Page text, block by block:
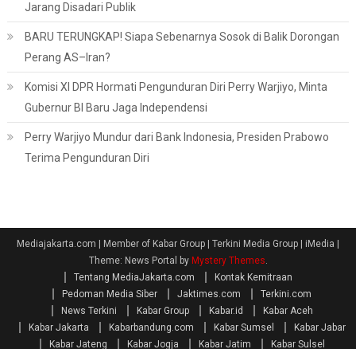
Jarang Disadari Publik
BARU TERUNGKAP! Siapa Sebenarnya Sosok di Balik Dorongan
Perang AS–Iran?
Komisi XI DPR Hormati Pengunduran Diri Perry Warjiyo, Minta
Gubernur BI Baru Jaga Independensi
Perry Warjiyo Mundur dari Bank Indonesia, Presiden Prabowo
Terima Pengunduran Diri
Mediajakarta.com | Member of Kabar Group | Terkini Media Group | iMedia
Theme: News Portal by Mystery Themes.
Tentang MediaJakarta.com
Kontak Kemitraan
Pedoman Media Siber
Jaktimes.com
Terkini.com
News Terkini
Kabar Group Kabar.id
Kabar Aceh
Kabar Jakarta
Kabarbandung.com Kabar Sumsel
Kabar Jabar
Kabar Jateng
Kabar Jogja Kabar Jatim Kabar Sulsel